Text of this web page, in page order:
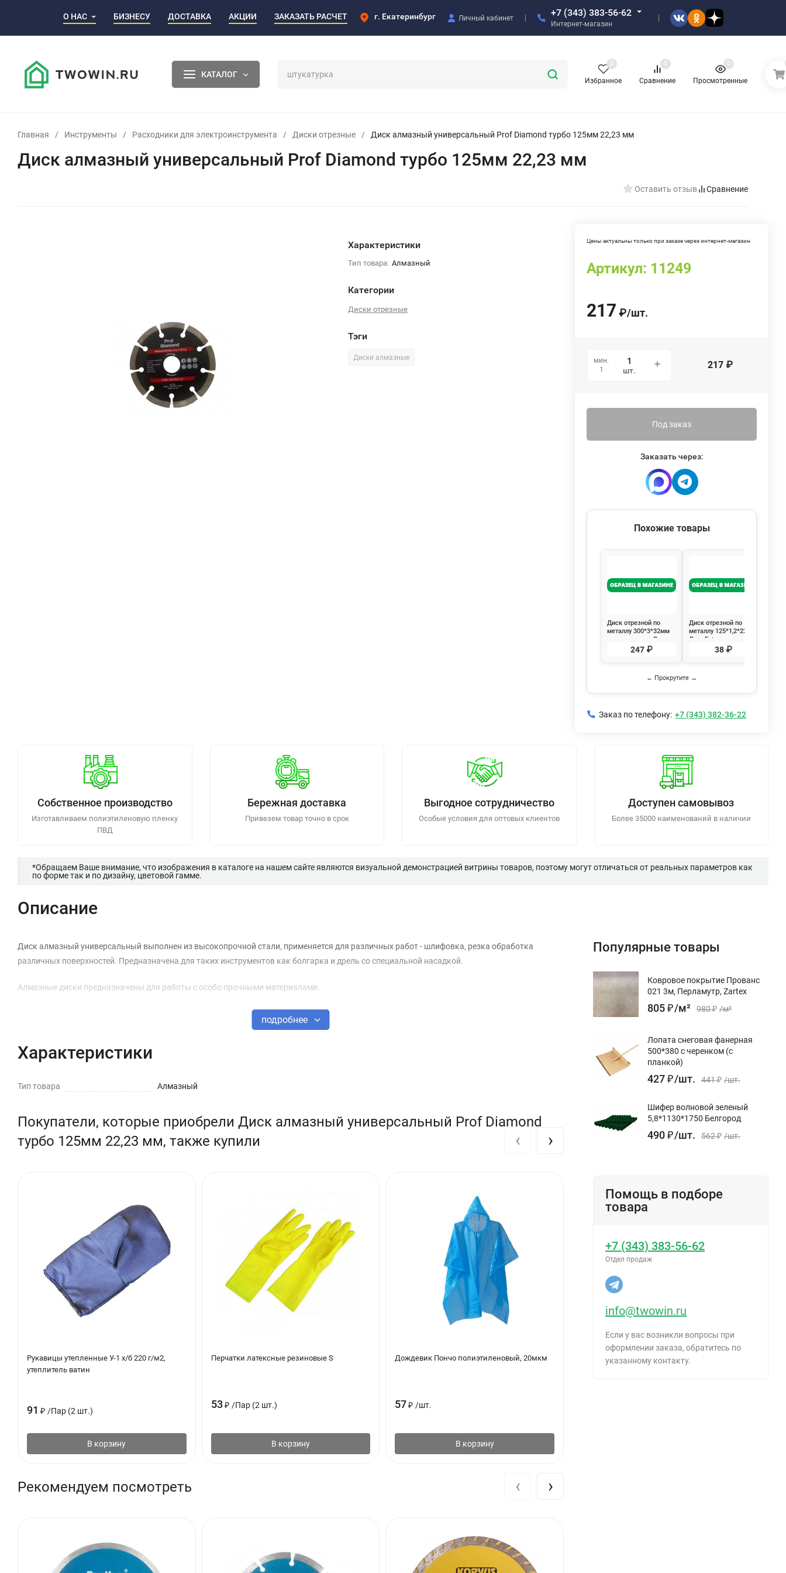
О НАС БИЗНЕСУ ДОСТАВКА АКЦИИ ЗАКАЗАТЬ РАСЧЕТ г. Екатеринбург Личный кабинет +7 (343) 383-56-62
Интернет-магазин
КАТАЛОГ
Избранное
0
Сравнение
0
Просмотренные
0
Главная / Инструменты / Расходники для электроинструмента / Диски отрезные / Диск алмазный универсальный Prof Diamond турбо 125мм 22,23 мм
Диск алмазный универсальный Prof Diamond турбо 125мм 22,23 мм
Оставить отзыв Сравнение
Характеристики
Тип товара: Алмазный
Категории
Диски отрезные
Тэги
Диски алмазные
Цены актуальны только при заказе через интернет-магазин
Артикул: 11249
217 ₽/шт.
мин.
1
шт. 217 ₽
Под заказ
Заказать через:
Похожие товары
Диск отрезной по
металлу 300*3*32мм
двоиная сетка Луга
247 ₽
Диск отрезной по
металлу 125*1,2*22мм
Луга Extra
38 ₽
← Прокрутите →
Заказ по телефону: +7 (343) 382-36-22
Собственное производство
Изготавливаем полиэтиленовую пленку
ПВД
Бережная доставка
Привезем товар точно в срок
Выгодное сотрудничество
Особые условия для оптовых клиентов
Доступен самовывоз
Более 35000 наименований в наличии
*Обращаем Ваше внимание, что изображения в каталоге на нашем сайте являются визуальной демонстрацией витрины товаров, поэтому могут отличаться от реальных параметров как
по форме так и по дизайну, цветовой гамме.
Описание
Диск алмазный универсальный выполнен из высокопрочной стали, применяется для различных работ - шлифовка, резка обработка
различных поверхностей. Предназначена для таких инструментов как болгарка и дрель со специальной насадкой.
Алмазные диски предназначены для работы с особо прочными материалами.
подробнее
Характеристики
Тип товара Алмазный
Покупатели, которые приобрели Диск алмазный универсальный Prof Diamond
турбо 125мм 22,23 мм, также купили
Рукавицы утепленные У-1 х/б 220 г/м2,
утеплитель ватин
91 ₽ /Пар (2 шт.)
В корзину
Перчатки латексные резиновые S
53 ₽ /Пар (2 шт.)
В корзину
Дождевик Пончо полиэтиленовый, 20мкм
57 ₽ /шт.
В корзину
Очки защитные Панорама 22-3-011
‹ ›
Рекомендуем посмотреть ‹ ›
Популярные товары
Ковровое покрытие Прованс
021 3м, Перламутр, Zartex
805₽/м² 980₽ /м²
Лопата снеговая фанерная
500*380 с черенком (с
планкой)
427₽/шт. 441₽ /шт.
Шифер волновой зеленый
5,8*1130*1750 Белгород
490₽/шт. 562₽ /шт.
Помощь в подборе
товара
+7 (343) 383-56-62
Отдел продаж
info@twowin.ru
Если у вас возникли вопросы при
оформлении заказа, обратитесь по
указанному контакту.